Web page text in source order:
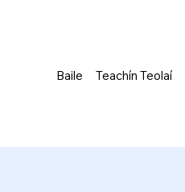
Baile Teachín Teolaí